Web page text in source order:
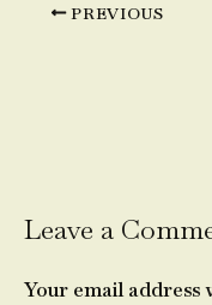
PREVIOUS
Leave a
Your email address